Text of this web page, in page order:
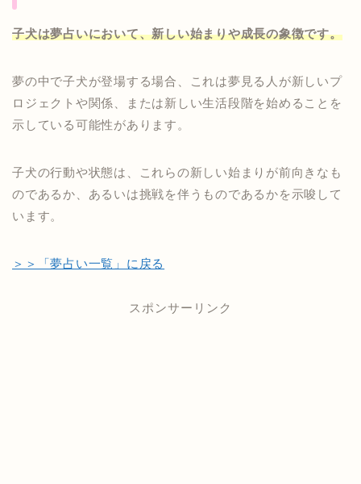
子犬は夢占いにおいて、新しい始まりや成長の象徴です。
夢の中で子犬が登場する場合、これは夢見る人が新しいプ
ロジェクトや関係、または新しい生活段階を始めることを
示している可能性があります。
子犬の行動や状態は、これらの新しい始まりが前向きなも
のであるか、あるいは挑戦を伴うものであるかを示唆して
います。
＞＞「夢占い一覧」に戻る
スポンサーリンク